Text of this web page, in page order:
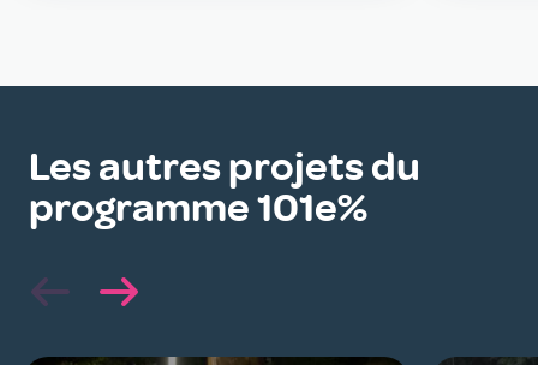
Les autres projets du
programme 101e%